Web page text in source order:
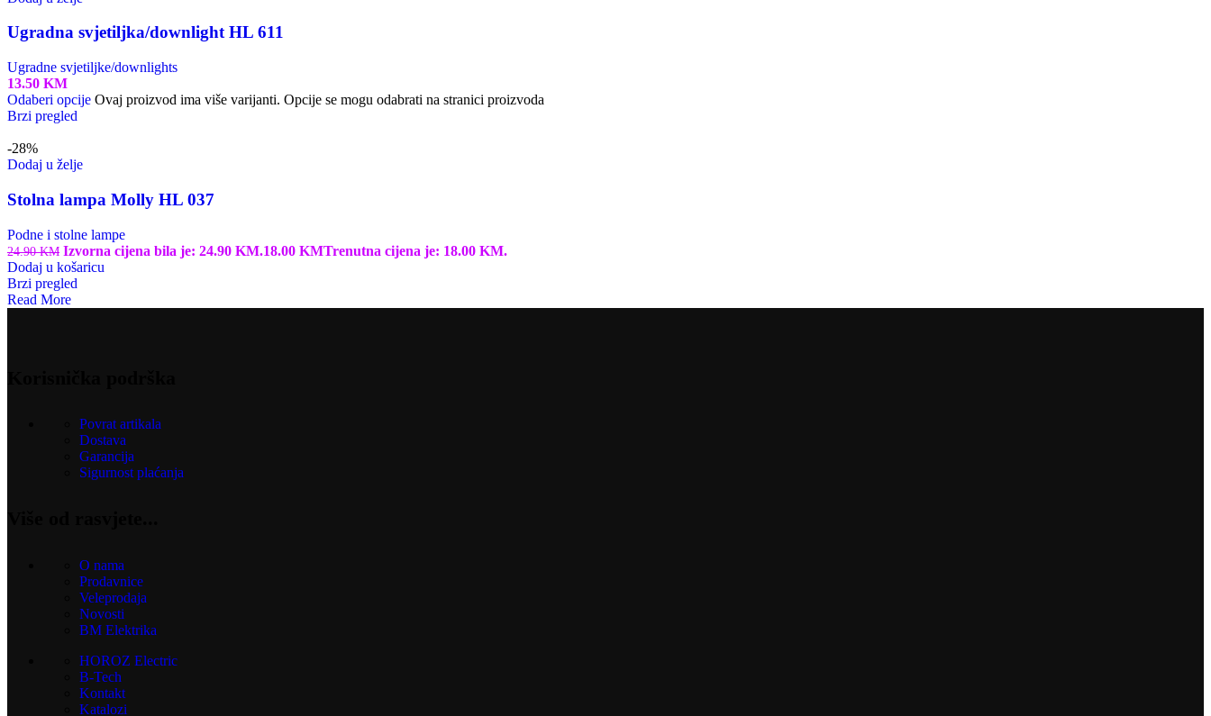
Ugradna svjetiljka/downlight HL 611
Ugradne svjetiljke/downlights
13.50 KM
Odaberi opcije Ovaj proizvod ima više varijanti. Opcije se mogu odabrati na stranici proizvoda
Brzi pregled
-28%
Dodaj u želje
Stolna lampa Molly HL 037
Podne i stolne lampe
24.90KM Izvorna cijena bila je: 24.90 KM.18.00 KMTrenutna cijena je: 18.00 KM.
Dodaj u košaricu
Brzi pregled
Read More
Povrat artikala
Dostava
Garancija
Sigurnost plaćanja
O nama
Prodavnice
Veleprodaja
Novosti
BM Elektrika
HOROZ Electric
B-Tech
Kontakt
Katalozi